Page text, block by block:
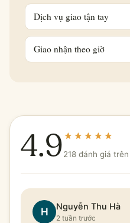
Dịch vụ giao tận tay
Giao nhận theo giờ
4.9218 đánh giá trên
H Nguyễn Thu Hà
2 tuần trước